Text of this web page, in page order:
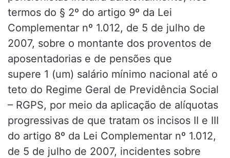
termos do § 2º do artigo 9º da Lei
Complementar nº 1.012, de 5 de julho de
2007, sobre o montante dos proventos de
aposentadorias e de pensões que
supere 1 (um) salário mínimo nacional até o
teto do Regime Geral de Previdência Social
– RGPS, por meio da aplicação de alíquotas
progressivas de que tratam os incisos II e III
do artigo 8º da Lei Complementar nº 1.012,
de 5 de julho de 2007, incidentes sobre